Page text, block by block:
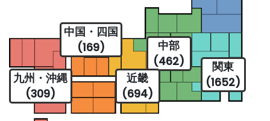
関東
(1652)
中部
(462)
近畿
(694)
中国・四国
(169)
九州・沖縄
(309)